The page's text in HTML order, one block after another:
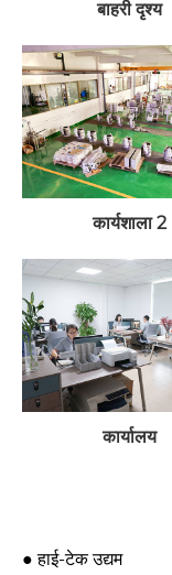
बाहरी दृश्य
कार्यशाला 2
कार्यालय
● हाई-टेक उद्यम